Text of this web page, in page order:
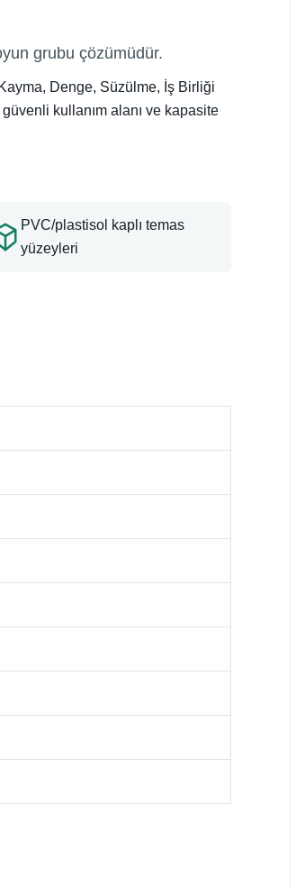
grubu çözümüdür.
Denge, Süzülme, İş Birliği
kullanım alanı ve kapasite
PVC/plastisol kaplı temas
yüzeyleri